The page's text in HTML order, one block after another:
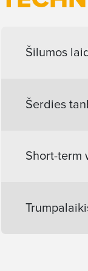
Šilumos
Šerdies
Short-term